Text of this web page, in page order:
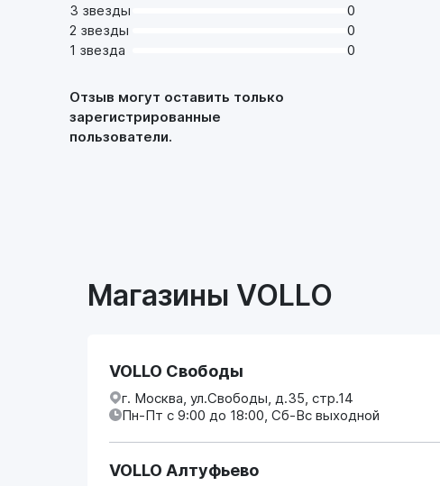
3 звезды
0
2 звезды
0
1 звезда
0
Отзыв могут оставить только
зарегистрированные
пользователи.
Магазины VOLLO
VOLLO Свободы
г. Москва, ул.Свободы, д.35, стр.14
Пн-Пт с 9:00 до 18:00, Сб-Вс выходной
VOLLO Алтуфьево